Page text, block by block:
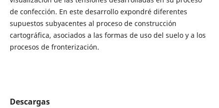
de confección. En este desarrollo expondré diferentes
supuestos subyacentes al proceso de construcción
cartográfica, asociados a las formas de uso del suelo y a los
procesos de fronterización.
Descargas